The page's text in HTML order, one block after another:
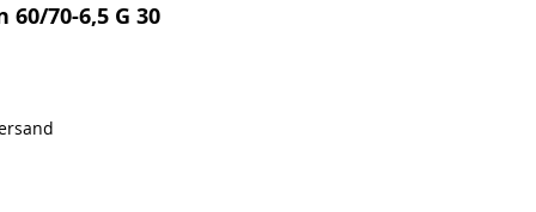
70-6,5 G 30
scontato